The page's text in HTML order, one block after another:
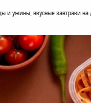
и ужины, вкусные завтраки